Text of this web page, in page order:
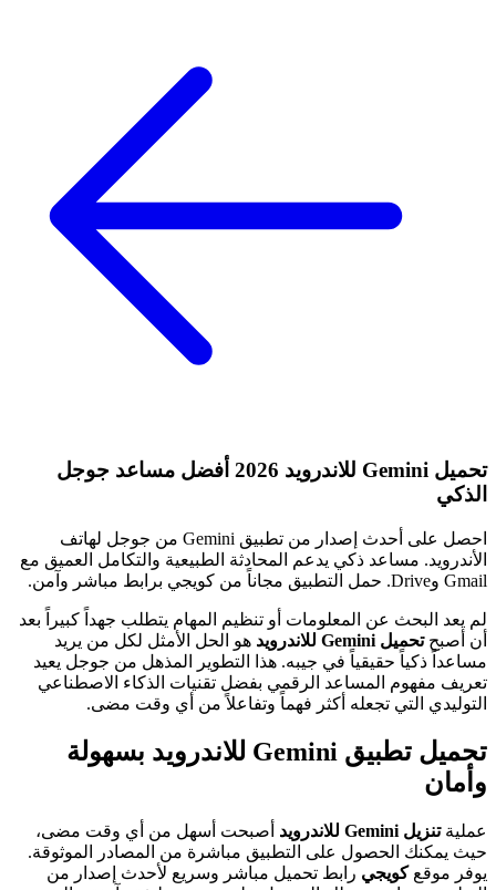
تحميل Gemini للاندرويد 2026 أفضل مساعد جوجل
الذكي
احصل على أحدث إصدار من تطبيق Gemini من جوجل لهاتف
الأندرويد. مساعد ذكي يدعم المحادثة الطبيعية والتكامل العميق مع
Gmail وDrive. حمل التطبيق مجاناً من كويجي برابط مباشر وآمن.
لم يعد البحث عن المعلومات أو تنظيم المهام يتطلب جهداً كبيراً بعد
أن أصبحتحميل Gemini للاندرويد
هو الحل الأمثل لكل من يريد
مساعداً ذكياً حقيقياً في جيبه. هذا التطوير المذهل من جوجل يعيد
تعريف مفهوم المساعد الرقمي بفضل تقنيات الذكاء الاصطناعي
التوليدي التي تجعله أكثر فهماً وتفاعلاً من أي وقت مضى.
تحميل تطبيق Gemini للاندرويد
بسهولة
وأمان
عمليةتنزيل Gemini للاندرويد
أصبحت أسهل من أي وقت مضى،
حيث يمكنك الحصول على التطبيق مباشرة من المصادر الموثوقة.
يوفر موقعكويجي رابط تحميل مباشر وسريع لأحدث إصدار من